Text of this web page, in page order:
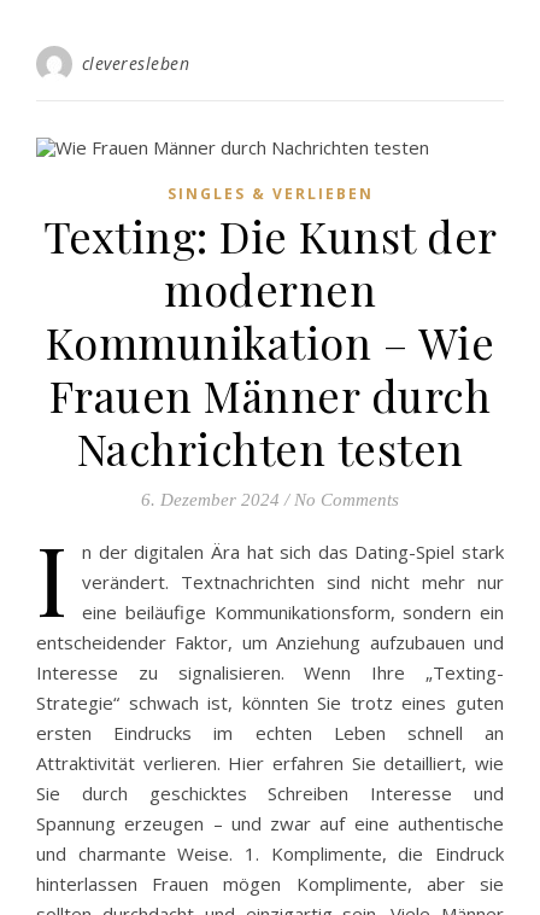
cleveresleben
SINGLES & VERLIEBEN
Texting: Die Kunst der
modernen
Kommunikation – Wie
Frauen Männer durch
Nachrichten testen
6. Dezember 2024 / No Comments
I
n der digitalen Ära hat sich das Dating-Spiel stark
verändert. Textnachrichten sind nicht mehr nur
eine beiläufige Kommunikationsform, sondern ein
entscheidender Faktor, um Anziehung aufzubauen und
Interesse zu signalisieren. Wenn Ihre „Texting-
Strategie“ schwach ist, könnten Sie trotz eines guten
ersten Eindrucks im echten Leben schnell an
Attraktivität verlieren. Hier erfahren Sie detailliert, wie
Sie durch geschicktes Schreiben Interesse und
Spannung erzeugen – und zwar auf eine authentische
und charmante Weise. 1. Komplimente, die Eindruck
hinterlassen Frauen mögen Komplimente, aber sie